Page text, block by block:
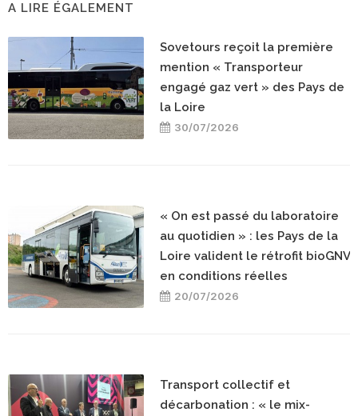
A LIRE ÉGALEMENT
Sovetours reçoit la première
mention « Transporteur
engagé gaz vert » des Pays de
la Loire
30/07/2026
« On est passé du laboratoire
au quotidien » : les Pays de la
Loire valident le rétrofit bioGNV
en conditions réelles
20/07/2026
Transport collectif et
décarbonation : « le mix-